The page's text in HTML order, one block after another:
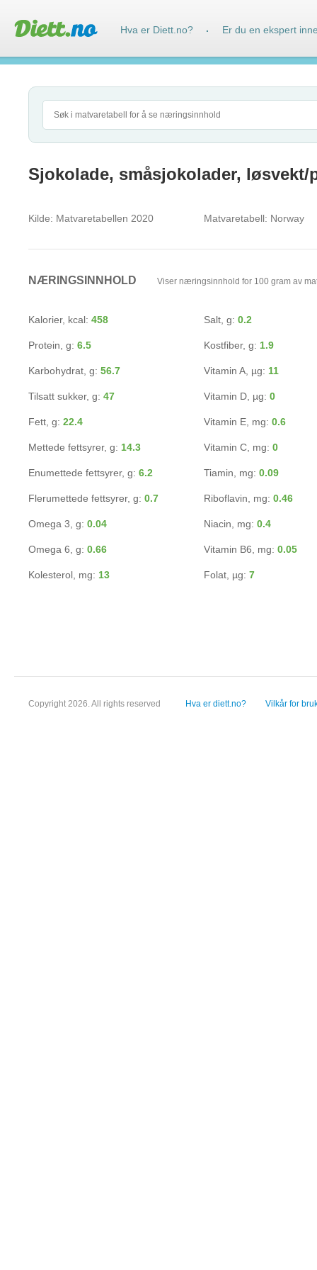
Sjokolade, småsjokolader, løsvekt/
Kilde: Matvaretabellen 2020 Matvaretabell: Norway
NÆRINGSINNHOLD Viser næringsinnhold for 100 gram av
Kalorier, kcal: 458
Protein, g: 6.5
Karbohydrat, g: 56.7
Tilsatt sukker, g: 47
Fett, g: 22.4
Mettede fettsyrer, g: 14.3
Enumettede fettsyrer, g: 6.2
Flerumettede fettsyrer, g: 0.7
Omega 3, g: 0.04
Omega 6, g: 0.66
Kolesterol, mg: 13
Salt, g: 0.2
Kostfiber, g: 1.9
Vitamin A, µg: 11
Vitamin D, µg: 0
Vitamin E, mg: 0.6
Vitamin C, mg: 0
Tiamin, mg: 0.09
Riboflavin, mg: 0.46
Niacin, mg: 0.4
Vitamin B6, mg: 0.05
Folat, µg: 7
Copyright 2026. All rights reserved Hva er diett.no? Vilkår for
Hva er Diett.no? · Er du en ekspert